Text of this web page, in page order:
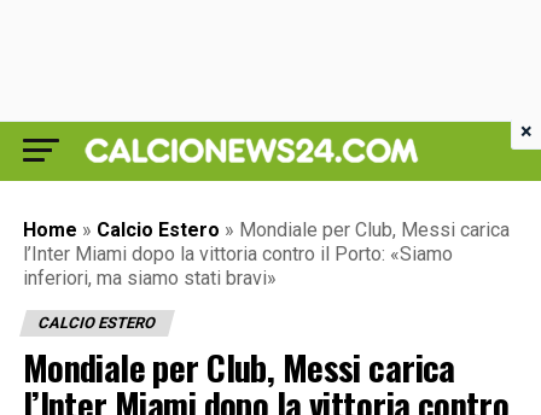
Home » Calcio Estero » Mondiale per Club, Messi carica
l’Inter Miami dopo la vittoria contro il Porto: «Siamo
inferiori, ma siamo stati bravi»
CALCIO ESTERO
Mondiale per Club, Messi carica
l’Inter Miami dopo la vittoria contro
×